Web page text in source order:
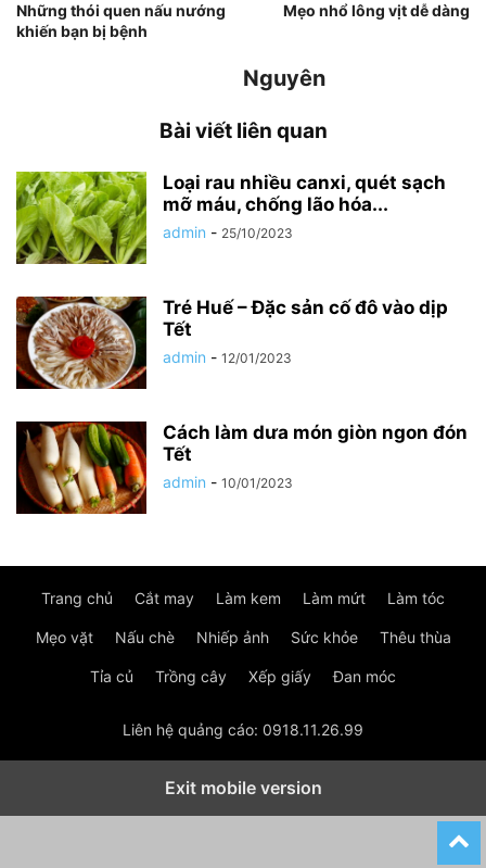
Những thói quen nấu nướng
khiến bạn bị bệnh
Mẹo nhổ lông vịt dễ dàng
Nguyên
Bài viết liên quan
Loại rau nhiều canxi, quét sạch
mỡ máu, chống lão hóa...
admin - 25/10/2023
Tré Huế – Đặc sản cố đô vào dịp
Tết
admin - 12/01/2023
Cách làm dưa món giòn ngon đón
Tết
admin - 10/01/2023
Trang chủ Cắt may Làm kem Làm mứt Làm tóc
Mẹo vặt Nấu chè Nhiếp ảnh Sức khỏe Thêu thùa
Tỉa củ Trồng cây Xếp giấy Đan móc
Liên hệ quảng cáo: 0918.11.26.99
Exit mobile version